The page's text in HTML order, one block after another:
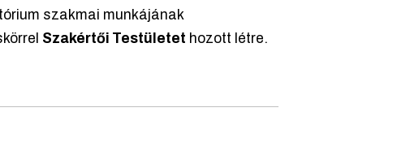
szakmai munkájának
Szakértői Testületet hozott létre.